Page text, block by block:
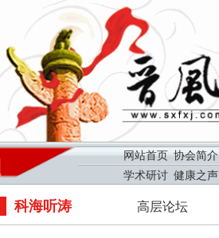
网站首页 协会简介
学术研讨 健康之声
科海听涛 高层论坛